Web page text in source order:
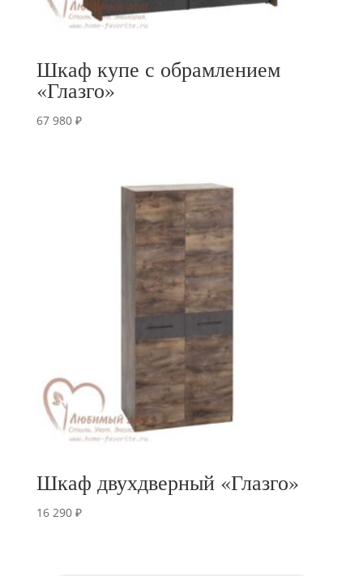
Шкаф купе с обрамлением
«Глазго»
67 980 ₽
Шкаф двухдверный «Глазго»
16 290 ₽